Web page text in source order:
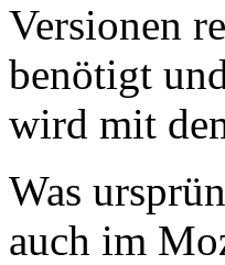
Versionen
benötigt
wird mit
Was
auch im